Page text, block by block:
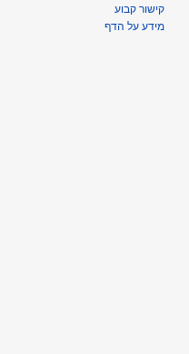
קישור קבוע
מידע על הדף